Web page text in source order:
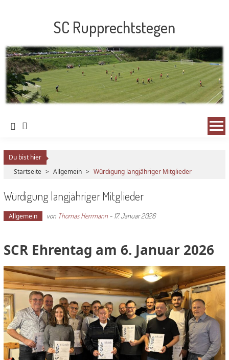
SC Rupprechtstegen
Du bist hier
Startseite > Allgemein > Würdigung langjähriger Mitglieder
Würdigung langjähriger Mitglieder
Allgemein von Thomas Herrmann- 17. Januar 2026
SCR Ehrentag am 6. Januar 2026